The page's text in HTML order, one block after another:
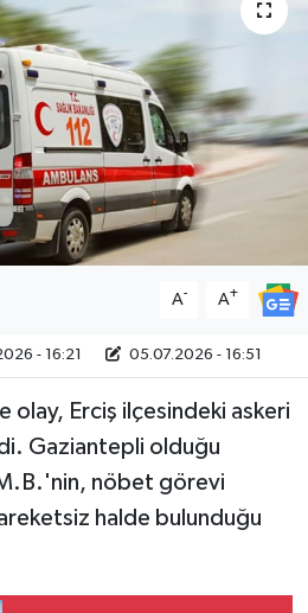
A- A+
- 16:21 05.07.2026 - 16:51
olay, Erciş ilçesindeki askeri
Gaziantepli olduğu
nöbet görevi
halde bulunduğu